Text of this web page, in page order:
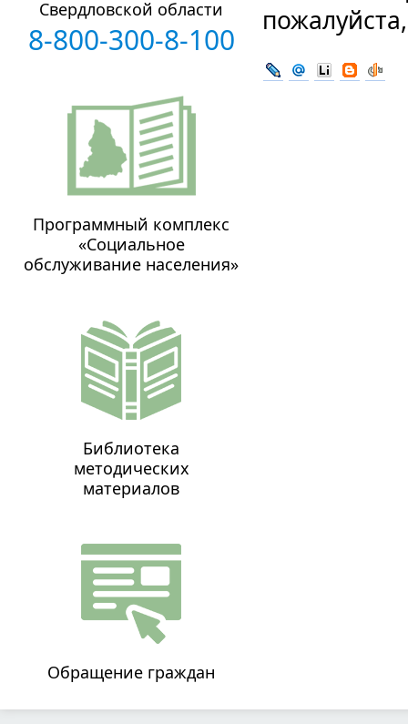
Свердловской области
8-800-300-8-100
Программный комплекс
«Социальное
обслуживание населения»
Библиотека
методических
материалов
Обращение граждан